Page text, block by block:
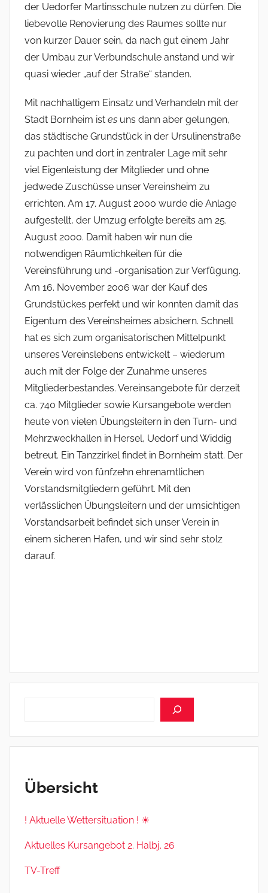
der Uedorfer Martins­schule nutzen zu dürfen. Die
liebevolle Renovierung des Raumes sollte nur
von kurzer Dauer sein, da nach gut einem Jahr
der Umbau zur Ver­bundschule anstand und wir
quasi wieder „auf der Straße“ standen.
Mit nachhaltigem Einsatz und Verhandeln mit der
Stadt Bornheim ist es uns dann aber gelungen,
das städtische Grundstück in der Ursulinenstraße
zu pachten und dort in zentraler Lage mit sehr
viel Eigenleistung der Mitglieder und ohne
jedwede Zuschüsse unser Vereinsheim zu
errichten. Am 17. August 2000 wurde die Anlage
aufgestellt, der Umzug erfolgte bereits am 25.
August 2000. Damit haben wir nun die
notwendigen Räumlichkeiten für die
Vereinsführung und -organisation zur Verfügung.
Am 16. Novem­ber 2006 war der Kauf des
Grundstückes perfekt und wir konnten damit das
Eigentum des Vereinsheimes absichern. Schnell
hat es sich zum organisatorischen Mittelpunkt
unseres Vereinslebens entwickelt – wiederum
auch mit der Folge der Zunahme unseres
Mitgliederbestandes. Vereinsangebote für derzeit
ca. 740 Mitglieder sowie Kursangebote werden
heute von vielen Übungsleitern in den Turn- und
Mehrzweckhallen in Hersel, Uedorf und Widdig
betreut. Ein Tanzzirkel findet in Bornheim statt. Der
Verein wird von fünfzehn ehrenamtlichen
Vorstandsmitgliedern geführt. Mit den
verlässlichen Übungsleitern und der umsichtigen
Vorstandsarbeit befindet sich unser Verein in
einem sicheren Hafen, und wir sind sehr stolz
darauf.
Übersicht
! Aktuelle Wettersituation ! ☀
Aktuelles Kursangebot 2. Halbj. 26
TV-Treff